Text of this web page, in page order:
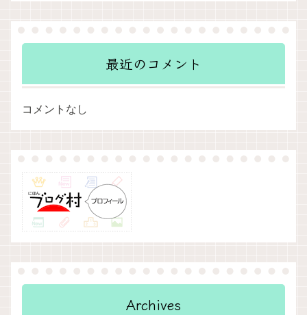
最近のコメント
コメントなし
Archives